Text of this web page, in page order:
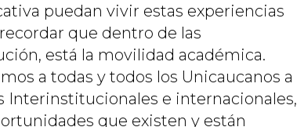
puedan vivir estas experiencias
que dentro de las
está la movilidad académica.
a todas y todos los Unicaucanos a
Interinstitucionales e internacionales,
que existen y están